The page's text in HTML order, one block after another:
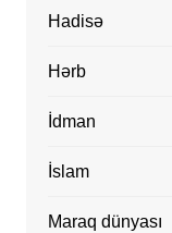
Hadisə
Hərb
İdman
İslam
Maraq dünyası